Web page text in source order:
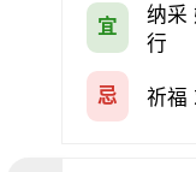
宜
纳采
行
忌 祈福